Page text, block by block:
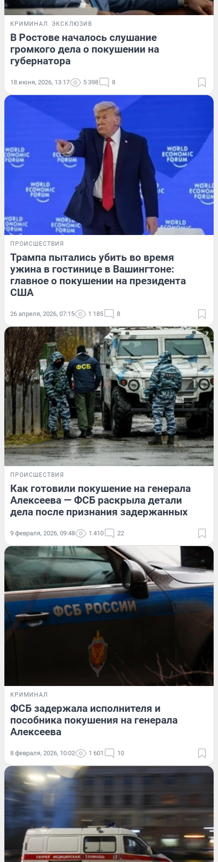
КРИМИНАЛ ЭКСКЛЮЗИВ
В Ростове началось слушание
громкого дела о покушении на
губернатора
18 июня, 2026, 13:17 5 398 8
ПРОИСШЕСТВИЯ
Трампа пытались убить во время
ужина в гостинице в Вашингтоне:
главное о покушении на президента
США
26 апреля, 2026, 07:15 1 185 8
ПРОИСШЕСТВИЯ
Как готовили покушение на генерала
Алексеева — ФСБ раскрыла детали
дела после признания задержанных
9 февраля, 2026, 09:48 1 410 22
КРИМИНАЛ
ФСБ задержала исполнителя и
пособника покушения на генерала
Алексеева
8 февраля, 2026, 10:02 1 601 10